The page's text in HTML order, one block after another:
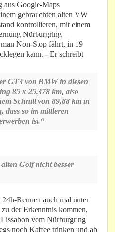
aus Google-Maps
gebrauchten alten VW
kontrollieren, mit einem
Nürburgring –
Non-Stop fährt, in 19
kann. - Er schreibt
GT3 von BMW in diesen
85 x 25,378 km, also
Schnitt von 89,88 km in
dass so im mittleren
ist.“
Golf nicht besser
Rennen auch mal unter
der Erkenntnis kommen,
Lissabon vom Nürburgring
noch Kaffee trinken und ab